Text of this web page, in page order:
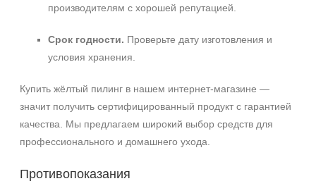
производителям с хорошей репутацией.
Срок годности. Проверьте дату изготовления и
условия хранения.
Купить жёлтый пилинг в нашем интернет‑магазине —
значит получить сертифицированный продукт с гарантией
качества. Мы предлагаем широкий выбор средств для
профессионального и домашнего ухода.
Противопоказания